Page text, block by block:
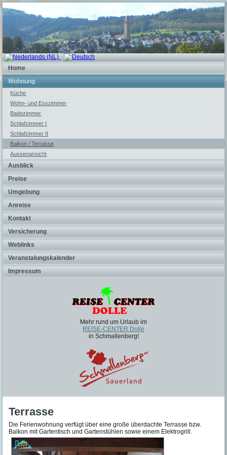
Home
Wohnung
Küche
Wohn- und Esszimmer
Badezimmer
Schlafzimmer I
Schlafzimmer II
Balkon / Terrasse
Aussenansicht
Ausblick
Preise
Umgebung
Anreise
Kontakt
Versicherung
Weblinks
Veranstalungskalender
Impressum
Mehr rund um Urlaub im
REISE-CENTER Dolle
in Schmallenberg!
Terrasse
Die Ferienwohnung verfügt über eine große überdachte Terrasse bzw.
Balkon mit Gartentisch und Gartenstühlen sowie einem Elektrogrill.